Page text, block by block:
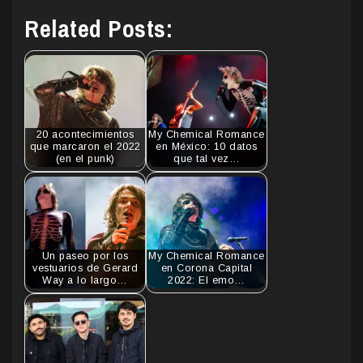
Related Posts:
20 acontecimientos
que marcaron el 2022
(en el punk)
My Chemical Romance
en México: 10 datos
que tal vez…
Un paseo por los
vestuarios de Gerard
Way a lo largo…
My Chemical Romance
en Corona Capital
2022: El emo…